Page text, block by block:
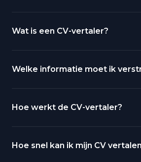
Wat is een CV-vertaler?
Welke informatie moet ik
Hoe werkt de CV-vertaler?
Hoe snel kan ik mijn CV